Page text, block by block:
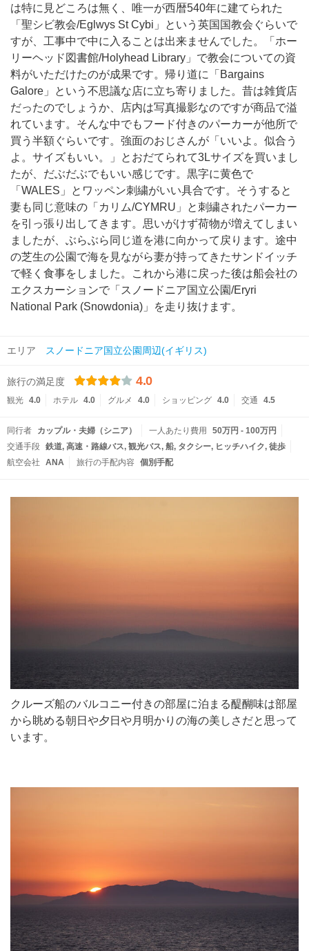
は特に見どころは無く、唯一が西暦540年に建てられた
「聖シビ教会/Eglwys St Cybi」という英国国教会ぐらいで
すが、工事中で中に入ることは出来ませんでした。「ホー
リーヘッド図書館/Holyhead Library」で教会についての資
料がいただけたのが成果です。帰り道に「Bargains
Galore」という不思議な店に立ち寄りました。昔は雑貨店
だったのでしょうか、店内は写真撮影なのですが商品で溢
れています。そんな中でもフード付きのパーカーが他所で
買う半額ぐらいです。強面のおじさんが「いいよ。似合う
よ。サイズもいい。」とおだてられて3Lサイズを買いまし
たが、だぶだぶでもいい感じです。黒字に黄色で
「WALES」とワッペン刺繍がいい具合です。そうすると
妻も同じ意味の「カリム/CYMRU」と刺繍されたパーカー
を引っ張り出してきます。思いがけず荷物が増えてしまい
ましたが、ぶらぶら同じ道を港に向かって戻ります。途中
の芝生の公園で海を見ながら妻が持ってきたサンドイッチ
で軽く食事をしました。これから港に戻った後は船会社の
エクスカーションで「スノードニア国立公園/Eryri
National Park (Snowdonia)」を走り抜けます。
エリア スノードニア国立公園周辺(イギリス)
旅行の満足度 4.0
観光 4.0 ホテル 4.0 グルメ 4.0 ショッピング 4.0 交通 4.5
同行者 カップル・夫婦（シニア） 一人あたり費用
50万円 - 100万円
交通手段 鉄道 高速・路線バス 観光バス 船 タクシー ヒッチハイク 徒歩
航空会社
ANA 旅行の手配内容 個別手配
クルーズ船のバルコニー付きの部屋に泊まる醍醐味は部屋
から眺める朝日や夕日や月明かりの海の美しさだと思って
います。